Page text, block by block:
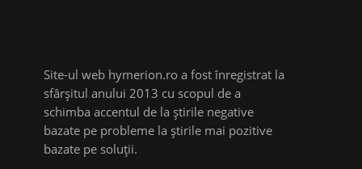
Site-ul web hymerion.ro a fost înregistrat la
sfârșitul anului 2013 cu scopul de a
schimba accentul de la știrile negative
bazate pe probleme la știrile mai pozitive
bazate pe soluții.